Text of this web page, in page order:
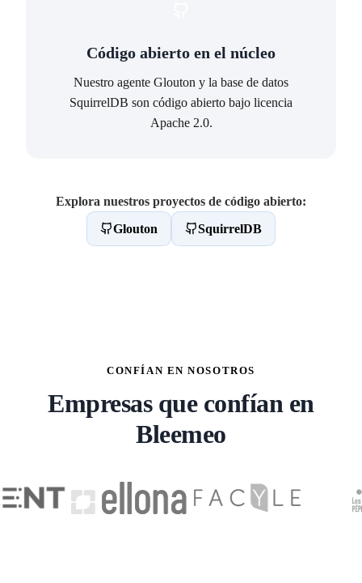
Código abierto en el núcleo
Nuestro agente Glouton y la base de datos
SquirrelDB son código abierto bajo licencia
Apache 2.0.
Explora nuestros proyectos de código abierto:
Glouton
SquirrelDB
CONFÍAN EN NOSOTROS
Empresas que confían en
Bleemeo